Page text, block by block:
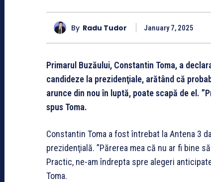
By Radu Tudor January 7, 2025
Primarul Buzăului, Constantin Toma, a
candideze la prezidenţiale, arătând că
arunce din nou în luptă, poate scapă de el.
spus Toma.
Constantin Toma a fost întrebat la Antena 3
prezidenţială. ”Părerea mea că nu ar fi bine
Practic, ne-am îndrepta spre alegeri
Toma.